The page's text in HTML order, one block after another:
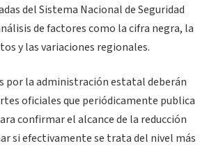
del Sistema Nacional de Seguridad
de factores como la cifra negra, la
y las variaciones regionales.
por la administración estatal deberán
oficiales que periódicamente publica
confirmar el alcance de la reducción
si efectivamente se trata del nivel más